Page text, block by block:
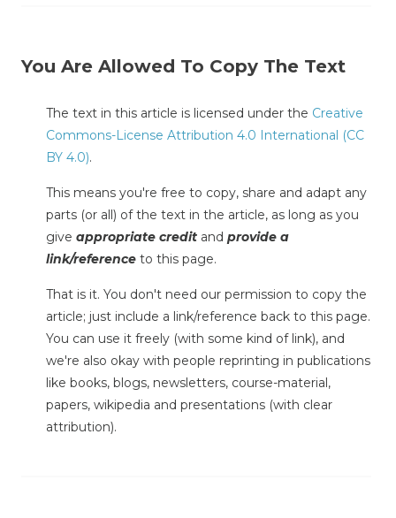
You Are Allowed To Copy The Text
The text in this article is licensed under the Creative
Commons-License Attribution 4.0 International (CC
BY 4.0).
This means you're free to copy, share and adapt any
parts (or all) of the text in the article, as long as you
give appropriate credit and provide a
link/reference to this page.
That is it. You don't need our permission to copy the
article; just include a link/reference back to this page.
You can use it freely (with some kind of link), and
we're also okay with people reprinting in publications
like books, blogs, newsletters, course-material,
papers, wikipedia and presentations (with clear
attribution).